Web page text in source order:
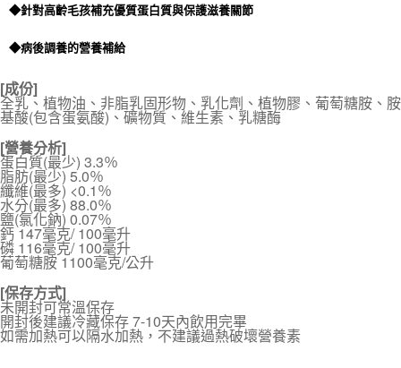
◆針對高齡毛孩補充優質蛋白質與保護滋養關節
◆病後調養的營養補給
[成份]
全乳、植物油、非脂乳固形物、乳化劑、植物膠、葡萄糖胺、胺
基酸(包含蛋氨酸)、礦物質、維生素、乳糖酶
[營養分析]
蛋白質(最少) 3.3％
脂肪(最少) 5.0％
纖維(最多) <0.1％
水分(最多) 88.0％
鹽(氯化鈉) 0.07％
鈣 147毫克/ 100毫升
磷 116毫克/ 100毫升
葡萄糖胺 1100毫克/公升
[保存方式]
未開封可常溫保存
開封後建議冷藏保存 7-10天內飲用完畢
如需加熱可以隔水加熱，不建議過熱破壞營養素